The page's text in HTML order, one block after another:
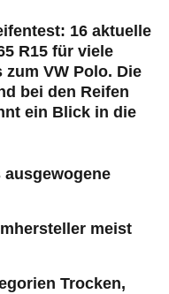
16 aktuelle
R15 für viele
VW Polo. Die
bei den Reifen
ein Blick in die
meist
Trocken,